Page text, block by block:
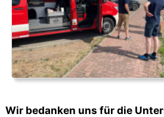
Wir bedanken uns für die